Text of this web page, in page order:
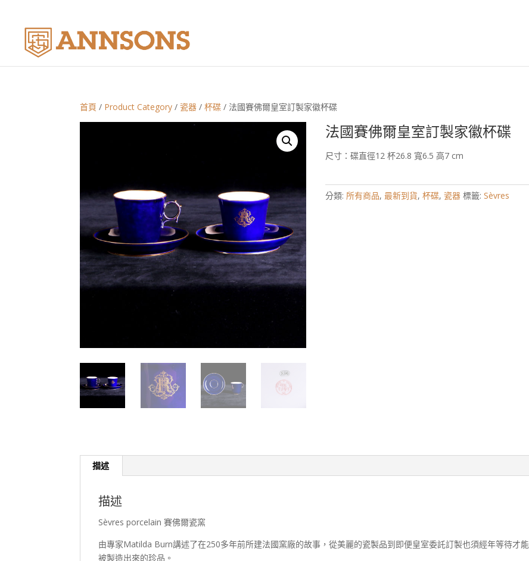
首頁 / Product Category /瓷器 /杯碟 / 法國賽佛爾皇室訂製家徽杯碟
法國賽佛爾皇室訂製家徽杯碟
尺寸：碟直徑12 杯26.8 寬6.5 高7 cm
分類: 所有商品,最新到貨,杯碟,瓷器 標籤:Sèvres
描述
描述
Sèvres porcelain 賽佛爾瓷窯
由專家Matilda Burn講述了在250多年前所建法國窯廠的故事，從美麗的瓷製品到即便皇室委託訂製也須經年等待才能
被製造出來的珍品。